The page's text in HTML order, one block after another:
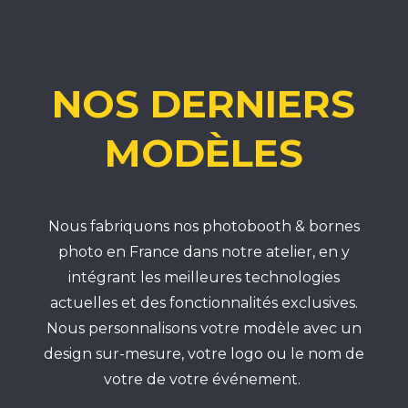
NOS DERNIERS
MODÈLES
Nous fabriquons nos photobooth & bornes
photo en France dans notre atelier, en y
intégrant les meilleures technologies
actuelles et des fonctionnalités exclusives.
Nous personnalisons votre modèle avec un
design sur-mesure, votre logo ou le nom de
votre de votre événement.